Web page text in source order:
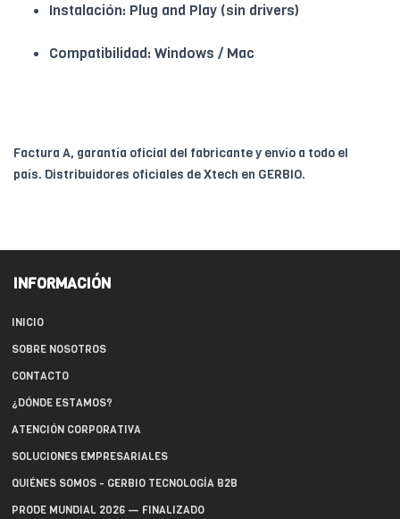
Instalación: Plug and Play (sin drivers)
Compatibilidad: Windows / Mac
Factura A, garantía oficial del fabricante y envío a todo el
país. Distribuidores oficiales de Xtech en GERBIO.
INFORMACIÓN
INICIO
SOBRE NOSOTROS
CONTACTO
¿DÓNDE ESTAMOS?
ATENCIÓN CORPORATIVA
SOLUCIONES EMPRESARIALES
QUIÉNES SOMOS - GERBIO TECNOLOGÍA B2B
PRODE MUNDIAL 2026 — FINALIZADO